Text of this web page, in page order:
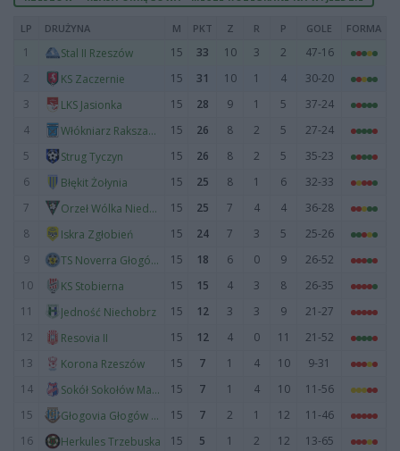
LP DRUŻYNA M PKT Z R P GOLE FORMA
1 Stal II Rzeszów 15 33 10 3 2
47-16
2
KS Zaczernie 15 31 10 1 4
30-20
3
LKS Jasionka 15 28 9 1 5
37-24
4
Włókniarz Rakszawa 15 26 8 2 5
27-24
5
Strug Tyczyn 15 26 8 2 5
35-23
6
Błękit Żołynia 15 25 8 1 6
32-33
7
Orzeł Wólka Niedźwiedzka 15 25 7 4 4
36-28
8
Iskra Zgłobień 15 24 7 3 5
25-26
9
TS Noverra Głogów Małopolski 15 18 6 0 9
26-52
10
KS Stobierna 15 15 4 3 8
26-35
11
Jedność Niechobrz 15 12 3 3 9
21-27
12
Resovia II 15 12 4 0 11
21-52
13
Korona Rzeszów 15 7 1 4 10
9-31
14
Sokół Sokołów Małopolski 15 7 1 4 10
11-56
15
Głogovia Głogów Małopolski 15 7 2 1 12
11-46
16
Herkules Trzebuska 15 5 1 2 12 13-65